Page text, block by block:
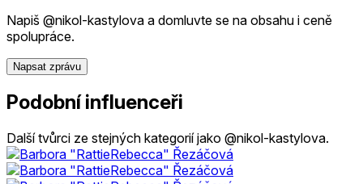
Napiš @nikol-kastylova a domluvte se na obsahu i ceně
spolupráce.
Napsat zprávu
Podobní influenceři
Další tvůrci ze stejných kategorií jako @nikol-kastylova.